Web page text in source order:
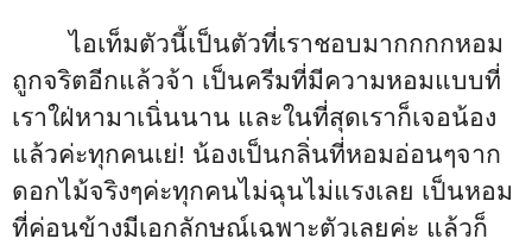
ไอเท็มตัวนี้เป็นตัวที่เราชอบมากกกกหอม
ถูกจริตอีกแล้วจ้า เป็นครีมที่มีความหอมแบบที่
เราใฝ่หามาเนิ่นนาน และในที่สุดเราก็เจอน้อง
แล้วค่ะทุกคนเย่! น้องเป็นกลิ่นที่หอมอ่อนๆจาก
ดอกไม้จริงๆค่ะทุกคนไม่ฉุนไม่แรงเลย เป็นหอม
ที่ค่อนข้างมีเอกลักษณ์เฉพาะตัวเลยค่ะ แล้วก็